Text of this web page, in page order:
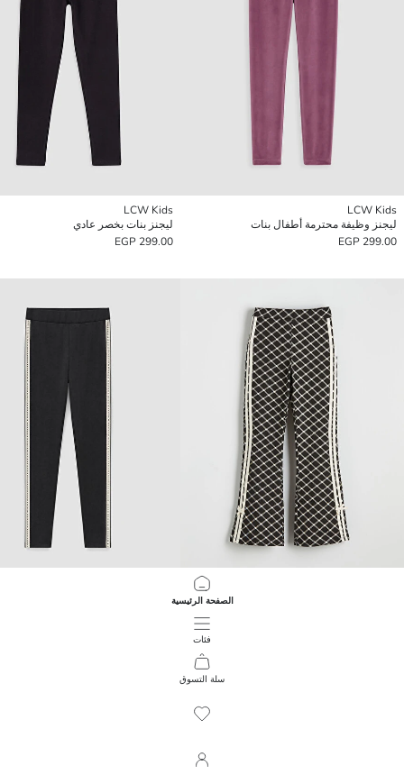
الصفحة الرئيسية
فئات
سلة التسوق
LCW Kids
ليجنز وظيفة محترمة أطفال بنات
299.00 EGP
LCW Kids
ليجنز بنات بخصر عادي
299.00 EGP
ليجنز بناتي بخصر مرن مخطط من